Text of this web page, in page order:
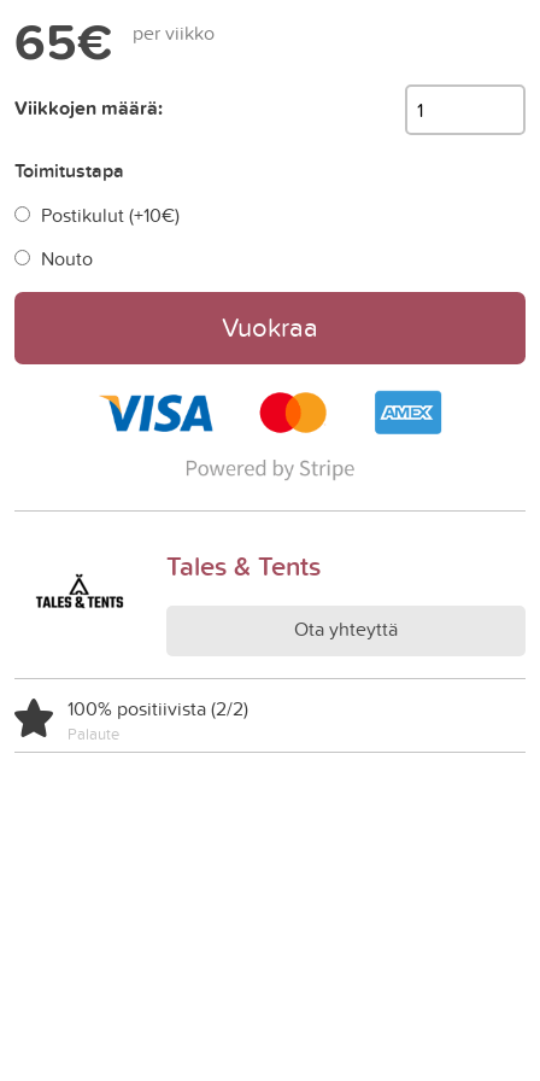
65€ per viikko
Viikkojen määrä:
Toimitustapa
Postikulut (+10€)
Nouto
Vuokraa
Tales & Tents
Ota yhteyttä
100% positiivista (2/2)
Palaute